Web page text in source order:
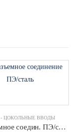
ЦОКОЛЬНЫЕ ВВОДЫ
Неразъемное соедин. ПЭ/сталь д.0180/0159 SDR17 ПЭ100 усил.